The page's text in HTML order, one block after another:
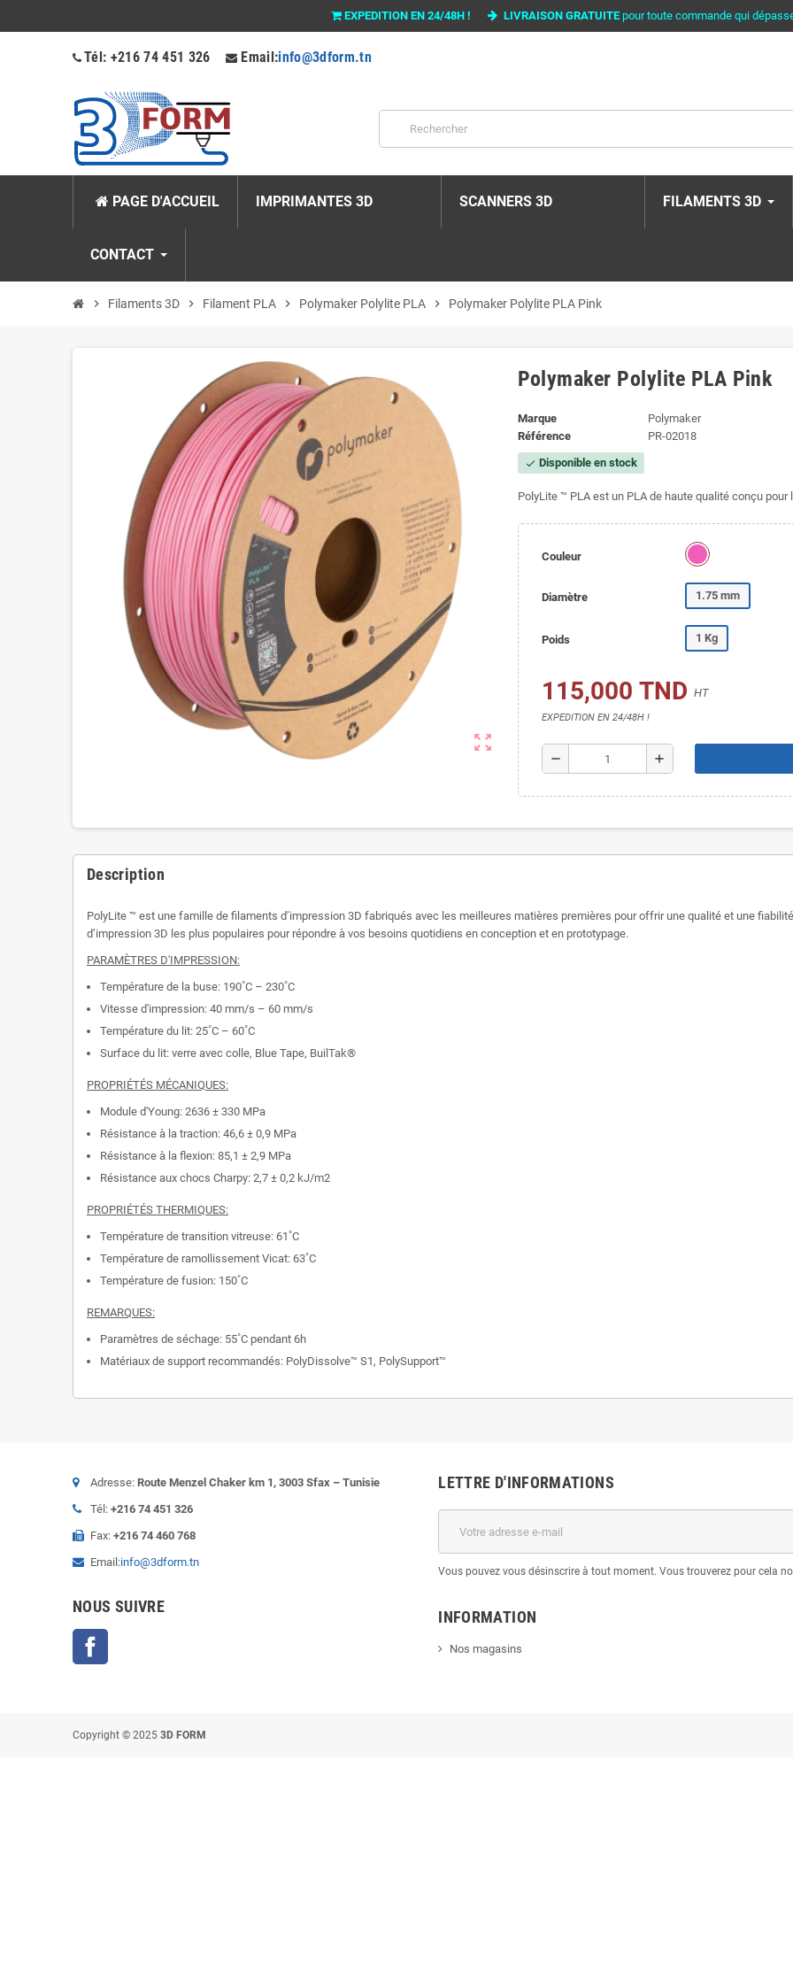
EXPEDITION EN 24/48H ! LIVRAISON GRATUITE pour toute commande qui
Tél: +216 74 451 326 Email:info@3dform.tn
PAGE D'ACCUEIL IMPRIMANTES 3D SCANNERS 3D FILAMENTS 3D
CONTACT
chevron_right Filaments 3D chevron_right Filament PLA chevron_right Polymaker Polylite PLA chevron_right Polymaker Polylite PLA Pink
zoom_out_map
Polymaker Polylite PLA Pink
Marque
Polymaker
Référence
PR-02018
check Disponible en stock
PolyLite ™ PLA est un PLA de haute qualité conçu
Couleur
Diamètre 1.75 mm
Poids 1 Kg
115,000 TND HT
EXPEDITION EN 24/48H !
remove add
Description
PolyLite ™ est une famille de filaments d’impression 3D fabriqués avec les meilleures matières premières pour offrir une qualité et une
d’impression 3D les plus populaires pour répondre à vos besoins quotidiens en conception et en prototypage.
PARAMÈTRES D'IMPRESSION:
Température de la buse: 190˚C – 230˚C
Vitesse d'impression: 40 mm/s – 60 mm/s
Température du lit: 25˚C – 60˚C
Surface du lit: verre avec colle, Blue Tape, BuilTak®
PROPRIÉTÉS MÉCANIQUES:
Module d'Young: 2636 ± 330 MPa
Résistance à la traction: 46,6 ± 0,9 MPa
Résistance à la flexion: 85,1 ± 2,9 MPa
Résistance aux chocs Charpy: 2,7 ± 0,2 kJ/m2
PROPRIÉTÉS THERMIQUES:
Température de transition vitreuse: 61˚C
Température de ramollissement Vicat: 63˚C
Température de fusion: 150˚C
REMARQUES:
Paramètres de séchage: 55˚C pendant 6h
Matériaux de support recommandés: PolyDissolve™ S1, PolySupport™
Adresse: Route Menzel Chaker km 1, 3003 Sfax – Tunisie
Tél: +216 74 451 326
Fax: +216 74 460 768
Email:info@3dform.tn
NOUS SUIVRE
LETTRE D'INFORMATIONS
Vous pouvez vous désinscrire à tout moment. Vous trouverez pour cela
INFORMATION
Nos magasins
Copyright © 2025 3D FORM